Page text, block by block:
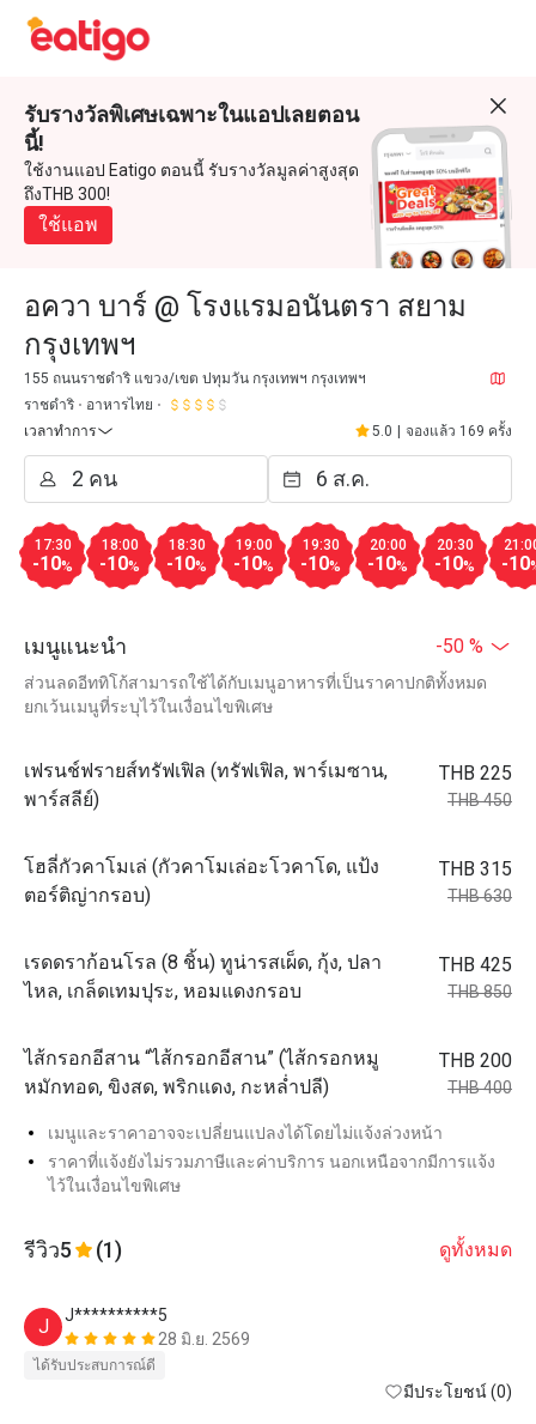
รับรางวัลพิเศษเฉพาะในแอปเลยตอน
นี้!
ใช้งานแอป Eatigo ตอนนี้ รับรางวัลมูลค่าสูงสุด
ถึงTHB 300!
ใช้แอพ
อควา บาร์ @ โรงแรมอนันตรา สยาม
กรุงเทพฯ
155 ถนนราชดำริ แขวง/เขต ปทุมวัน กรุงเทพฯ กรุงเทพฯ
ราชดำริ
อาหารไทย
เวลาทำการ
5.0 จองแล้ว 169 ครั้ง
17:30
-10%
18:00
-10%
18:30
-10%
19:00
-10%
19:30
-10%
20:00
-10%
20:30
-10% -10
เมนูแนะนำ -50 %
ส่วนลดอีททิโก้สามารถใช้ได้กับเมนูอาหารที่เป็นราคาปกติทั้งหมด
ยกเว้นเมนูที่ระบุไว้ในเงื่อนไขพิเศษ
เฟรนช์ฟรายส์ทรัฟเฟิล (ทรัฟเฟิล, พาร์เมซาน,
พาร์สลีย์)
THB 225
THB 450
โฮลี่กัวคาโมเล่ (กัวคาโมเล่อะโวคาโด, แป้ง
ตอร์ติญ่ากรอบ)
THB 315
THB 630
เรดดราก้อนโรล (8 ชิ้น) ทูน่ารสเผ็ด, กุ้ง, ปลา
ไหล, เกล็ดเทมปุระ, หอมแดงกรอบ
THB 425
THB 850
ไส้กรอกอีสาน “ไส้กรอกอีสาน” (ไส้กรอกหมู
หมักทอด, ขิงสด, พริกแดง, กะหล่ำปลี)
THB 200
THB 400
เมนูและราคาอาจจะเปลี่ยนแปลงได้โดยไม่แจ้งล่วงหน้า
ราคาที่แจ้งยังไม่รวมภาษีและค่าบริการ นอกเหนือจากมีการแจ้ง
ไว้ในเงื่อนไขพิเศษ
รีวิว5 (1) ดูทั้งหมด
J
J**********5
28 มิ.ย. 2569
ได้รับประสบการณ์ดี
มีประโยชน์ (0)